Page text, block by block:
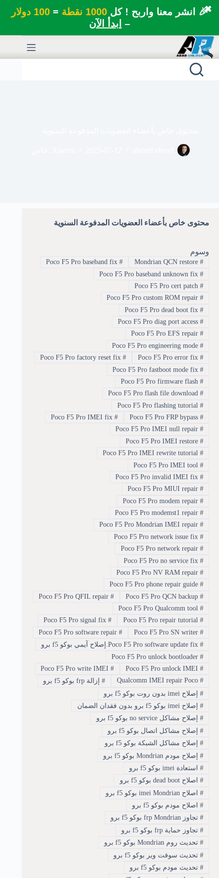
🎉 انشر معنا واربح ! كل1000 نقطة =100 دولار
– ابدأ الآن
✖
التجاوز
إلى
المحتوى
محتوى خاص بأعضاء العضويات المدفوعة السنوية
وسوم
#
Mondrian QCN restore
#
Poco F5 Pro baseband fix
#
Poco F5 Pro baseband unknown fix
#
Poco F5 Pro cert patch
#
Poco F5 Pro custom ROM repair
#
Poco F5 Pro dead boot fix
#
Poco F5 Pro diag port access
#
Poco F5 Pro EFS repair
#
Poco F5 Pro engineering mode
#
Poco F5 Pro error fix
#
Poco F5 Pro factory reset fix
#
Poco F5 Pro fastboot mode fix
#
Poco F5 Pro firmware flash
#
Poco F5 Pro flash file download
#
Poco F5 Pro flashing tutorial
#
Poco F5 Pro FRP bypass
#
Poco F5 Pro IMEI fix
#
Poco F5 Pro IMEI null repair
#
Poco F5 Pro IMEI restore
#
Poco F5 Pro IMEI rewrite tutorial
#
Poco F5 Pro IMEI tool
#
Poco F5 Pro invalid IMEI fix
#
Poco F5 Pro MIUI repair
#
Poco F5 Pro modem repair
#
Poco F5 Pro modemst1 repair
#
Poco F5 Pro Mondrian IMEI repair
#
Poco F5 Pro network issue fix
#
Poco F5 Pro network repair
#
Poco F5 Pro no service fix
#
Poco F5 Pro NV RAM repair
#
Poco F5 Pro phone repair guide
#
Poco F5 Pro QCN backup
#
Poco F5 Pro QFIL repair
#
Poco F5 Pro Qualcomm tool
#
Poco F5 Pro repair tutorial
#
Poco F5 Pro signal fix
#
Poco F5 Pro SN writer
#
Poco F5 Pro software repair
#Poco F5 Pro software update fix.إصلاح آيمي بوكو f5 برو
#
Poco F5 Pro unlock bootloader
#
Poco F5 Pro unlock IMEI
#
Poco F5 Pro write IMEI
#
Qualcomm IMEI repair Poco
#إزالة frp بوكو f5 برو
#إصلاح imei بدون روت بوكو f5 برو
#إصلاح imei بوكو f5 برو بدون فقدان الضمان
#إصلاح مشاكل no service بوكو f5 برو
#إصلاح مشاكل اتصال بوكو f5 برو
#إصلاح مشاكل الشبكة بوكو f5 برو
#إصلاح مودم Mondrian بوكو f5 برو
#استعادة imei بوكو f5 برو
#اصلاح dead boot بوكو f5 برو
#اصلاح imei Mondrian بوكو f5 برو
#اصلاح مودم بوكو f5 برو
#تجاوز frp Mondrian بوكو f5 برو
#تجاوز حماية frp بوكو f5 برو
#تحديث روم Mondrian بوكو f5 برو
#تحديث سوفت وير بوكو f5 برو
#تحديث مودم بوكو f5 برو